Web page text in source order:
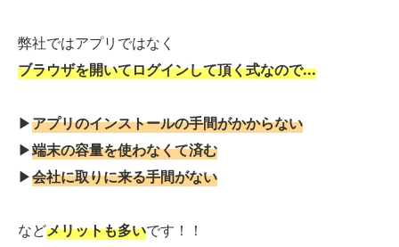
弊社ではアプリではなく
ブラウザを開いてログインして頂く式なので...
▶アプリのインストールの手間がかからない
▶端末の容量を使わなくて済む
▶会社に取りに来る手間がない
などメリットも多いです！！